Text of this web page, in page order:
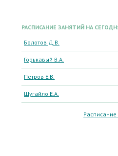
РАСПИСАНИЕ ЗАНЯТИЙ НА
Болотов Д.В.
Горькавый В.А.
Петров Е.В.
Шугайло Е.А.